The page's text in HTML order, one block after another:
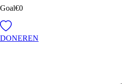
Goal€0
DONEREN